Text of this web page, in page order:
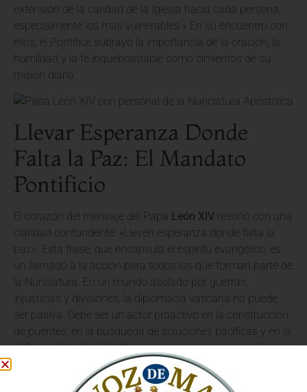
extensión de la caridad de la Iglesia hacia cada persona,
especialmente los más vulnerables.» En su encuentro con
ellos, el Pontífice subrayó la importancia de la oración, la
humildad y la fe inquebrantable como cimientos de su
misión diaria.
Llevar Esperanza Donde
Falta la Paz: El Mandato
Pontificio
El corazón del mensaje del Papa León XIV resonó con una
claridad contundente: «Lleven esperanza donde falta la
paz». Esta frase, que encapsula el espíritu evangélico, es
un llamado a la acción para todos los que forman parte de
la Nunciatura. En un mundo asolado por guerras,
injusticias y divisiones, la diplomacia vaticana no puede
ser pasiva. Debe ser un actor proactivo en la construcción
de puentes, en la búsqueda de soluciones pacíficas y en la
defensa de la dignidad humana.
El Papa explicó que laesperanza cristianano es un